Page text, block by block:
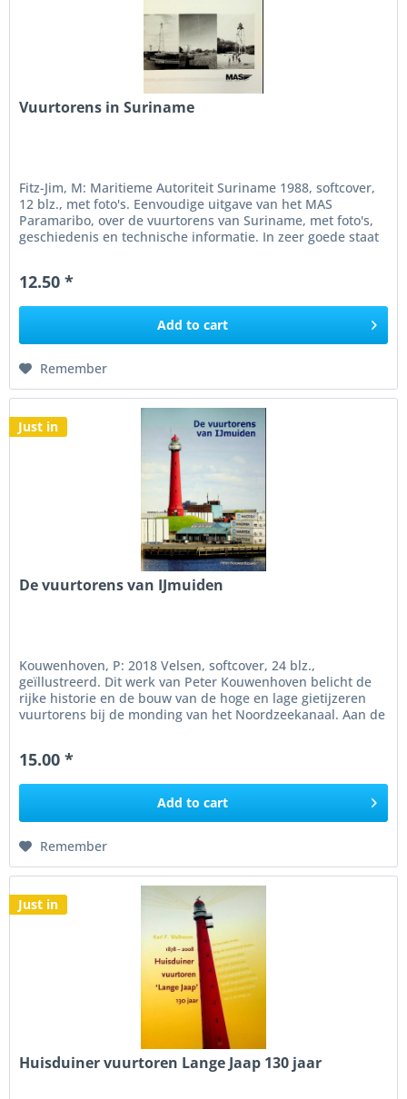
Vuurtorens in Suriname
Fitz-Jim, M: Maritieme Autoriteit Suriname 1988, softcover,
12 blz., met foto's. Eenvoudige uitgave van het MAS
Paramaribo, over de vuurtorens van Suriname, met foto's,
geschiedenis en technische informatie. In zeer goede staat
12.50 *
Add to cart
Remember
Just in
De vuurtorens van IJmuiden
Kouwenhoven, P: 2018 Velsen, softcover, 24 blz.,
geïllustreerd. Dit werk van Peter Kouwenhoven belicht de
rijke historie en de bouw van de hoge en lage gietijzeren
vuurtorens bij de monding van het Noordzeekanaal. Aan de
15.00 *
Add to cart
Remember
Just in
Huisduiner vuurtoren Lange Jaap 130 jaar